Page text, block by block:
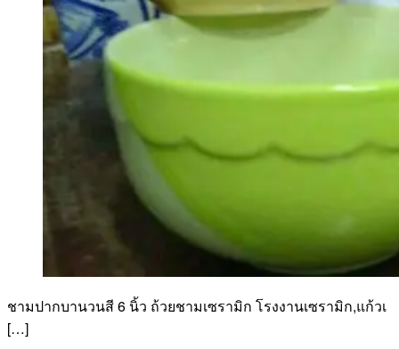
ชามปากบานวนสี 6 นิ้ว ถ้วยชามเซรามิก โรงงานเซรามิก,แก้วเ
[…]